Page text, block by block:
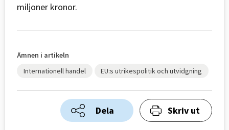
miljoner kronor.
Ämnen i artikeln
Internationell handel
EU:s utrikespolitik och utvidgning
Dela Skriv ut